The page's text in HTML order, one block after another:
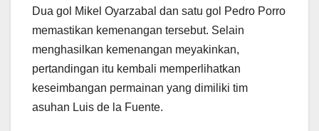
Dua gol Mikel Oyarzabal dan satu gol Pedro Porro
memastikan kemenangan tersebut. Selain
menghasilkan kemenangan meyakinkan,
pertandingan itu kembali memperlihatkan
keseimbangan permainan yang dimiliki tim
asuhan Luis de la Fuente.